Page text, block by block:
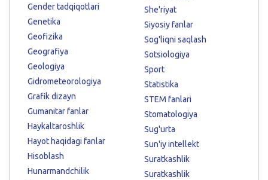
Gender tadqiqotlari
Genetika
Geofizika
Geografiya
Geologiya
Gidrometeorologiya
Grafik dizayn
Gumanitar fanlar
Haykaltaroshlik
Hayot haqidagi fanlar
Hisoblash
Hunarmandchilik
She'riyat
Siyosiy fanlar
Sog'liqni saqlash
Sotsiologiya
Sport
Statistika
STEM fanlari
Stomatologiya
Sug'urta
Sun'iy intellekt
Suratkashlik
Suratkashlik